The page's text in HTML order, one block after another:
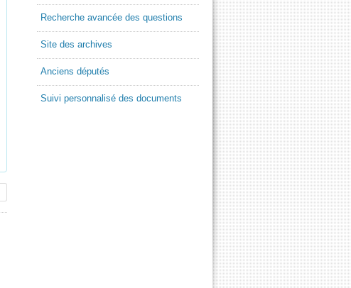
Recherche avancée des questions
Site des archives
Anciens députés
Suivi personnalisé des documents